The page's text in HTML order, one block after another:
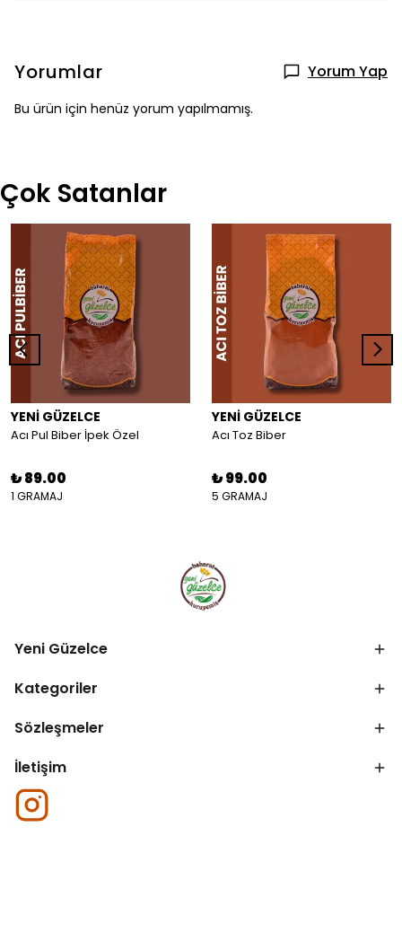
Yorumlar Yorum Yap
Bu ürün için henüz yorum yapılmamış.
Çok Satanlar
YENİ GÜZELCE
Acı Pul Biber İpek Özel
₺ 89.00
1 GRAMAJ
YENİ GÜZELCE
Acı Toz Biber
₺ 99.00
5 GRAMAJ
Yeni Güzelce
Kategoriler
Sözleşmeler
İletişim